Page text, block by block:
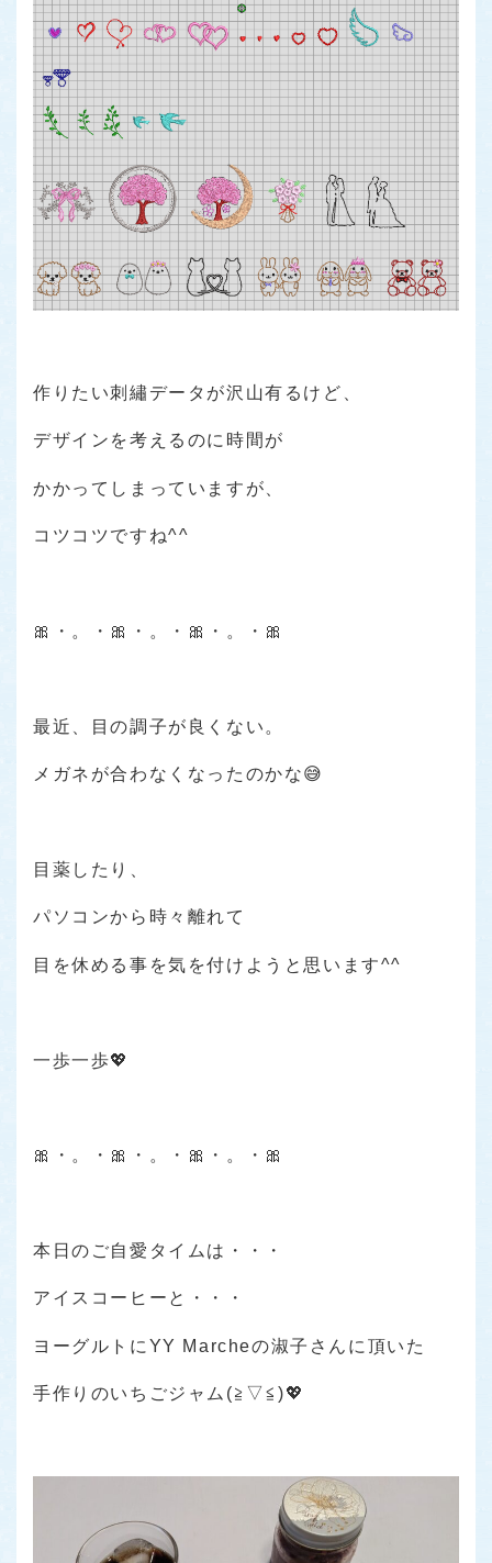
作りたい刺繡データが沢山有るけど、
デザインを考えるのに時間が
かかってしまっていますが、
コツコツですね^^
🎀・。・🎀・。・🎀・。・🎀
最近、目の調子が良くない。
メガネが合わなくなったのかな😅
目薬したり、
パソコンから時々離れて
目を休める事を気を付けようと思います^^
一歩一歩💖
🎀・。・🎀・。・🎀・。・🎀
本日のご自愛タイムは・・・
アイスコーヒーと・・・
ヨーグルトにYY Marcheの淑子さんに頂いた
手作りのいちごジャム(≧▽≦)💖